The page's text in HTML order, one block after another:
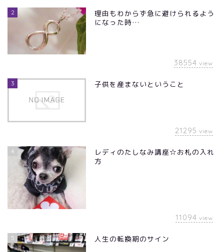
2
理由もわからず急に避けられるよう
になった時…
38554 view
3 子供を産まないということ
21295 view
4
レディのたしなみ講座☆お札の入れ
方
11094 view
5 人生の転換期のサイン